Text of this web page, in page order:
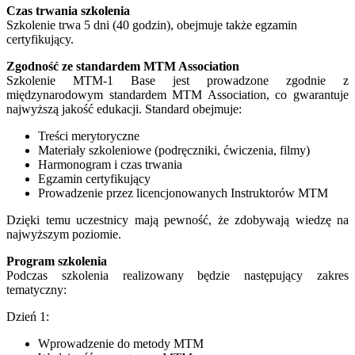
Czas trwania szkolenia
Szkolenie trwa 5 dni (40 godzin), obejmuje także egzamin
certyfikujący.
Zgodność ze standardem MTM Association
Szkolenie MTM-1 Base jest prowadzone zgodnie z
międzynarodowym standardem MTM Association, co gwarantuje
najwyższą jakość edukacji. Standard obejmuje:
Treści merytoryczne
Materiały szkoleniowe (podręczniki, ćwiczenia, filmy)
Harmonogram i czas trwania
Egzamin certyfikujący
Prowadzenie przez licencjonowanych Instruktorów MTM
Dzięki temu uczestnicy mają pewność, że zdobywają wiedzę na
najwyższym poziomie.
Program szkolenia
Podczas szkolenia realizowany będzie następujący zakres
tematyczny:
Dzień 1:
Wprowadzenie do metody MTM